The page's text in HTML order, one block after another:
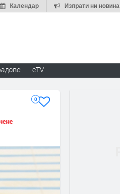
Изпрати ни новина
Календар
eTV
0